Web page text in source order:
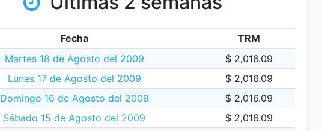
Fecha
TRM
Martes 18 de Agosto del 2009
$ 2,016.09
Lunes 17 de Agosto del 2009
$ 2,016.09
Domingo 16 de Agosto del 2009
$ 2,016.09
Sábado 15 de Agosto del 2009
$ 2,016.09